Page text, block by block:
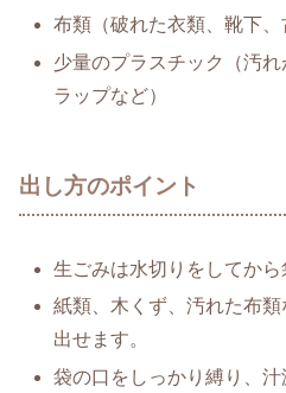
布類（破れた衣類、靴下、
少量のプラスチック（汚
ラップなど）
出し方のポイント
生ごみは水切りをしてから
紙類、木くず、汚れた布
出せます。
袋の口をしっかり縛り、汁